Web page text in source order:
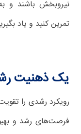
نیروبخش باشند و
تمرین کنید و یاد
یک ذهنیت
رویکرد رشدی را
فرصت‌های رشد و